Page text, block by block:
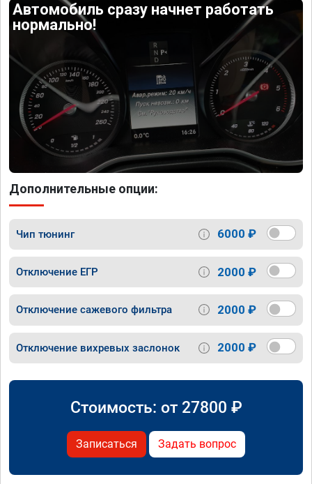
Автомобиль сразу начнет работать
нормально!
Дополнительные опции:
Чип тюнинг 6000 ₽
Отключение ЕГР 2000 ₽
Отключение сажевого фильтра 2000 ₽
Отключение вихревых заслонок 2000 ₽
Стоимость: от 27800 ₽
Записаться Задать вопрос